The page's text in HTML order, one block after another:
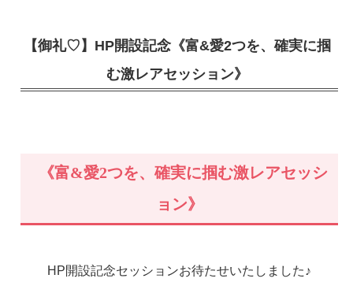
【御礼♡】HP開設記念《富&愛2つを、確実に掴
む激レアセッション》
《富&愛2つを、確実に掴む激レアセッシ
ョン》
HP開設記念セッションお待たせいたしました♪